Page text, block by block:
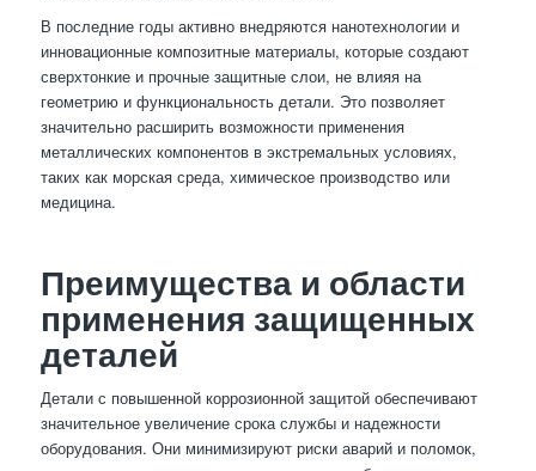
В последние годы активно внедряются нанотехнологии и
инновационные композитные материалы, которые создают
сверхтонкие и прочные защитные слои, не влияя на
геометрию и функциональность детали. Это позволяет
значительно расширить возможности применения
металлических компонентов в экстремальных условиях,
таких как морская среда, химическое производство или
медицина.
Преимущества и области
применения защищенных
деталей
Детали с повышенной коррозионной защитой обеспечивают
значительное увеличение срока службы и надежности
оборудования. Они минимизируют риски аварий и поломок,